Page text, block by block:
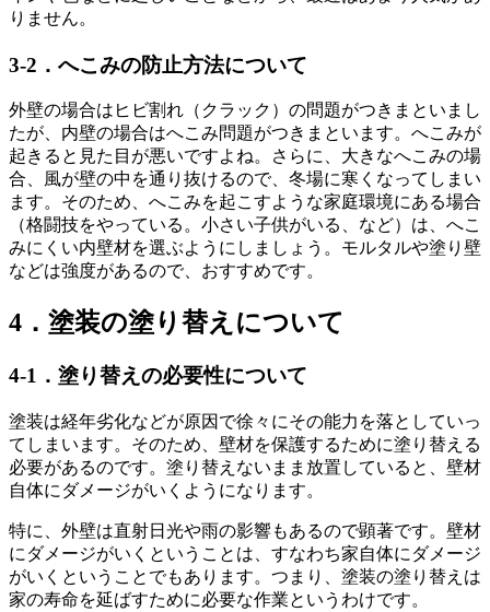
りません。
3-2．へこみの防止方法について
外壁の場合はヒビ割れ（クラック）の問題がつきまといまし
たが、内壁の場合はへこみ問題がつきまといます。へこみが
起きると見た目が悪いですよね。さらに、大きなへこみの場
合、風が壁の中を通り抜けるので、冬場に寒くなってしまい
ます。そのため、へこみを起こすような家庭環境にある場合
（格闘技をやっている。小さい子供がいる、など）は、へこ
みにくい内壁材を選ぶようにしましょう。モルタルや塗り壁
などは強度があるので、おすすめです。
4．塗装の塗り替えについて
4-1．塗り替えの必要性について
塗装は経年劣化などが原因で徐々にその能力を落としていっ
てしまいます。そのため、壁材を保護するために塗り替える
必要があるのです。塗り替えないまま放置していると、壁材
自体にダメージがいくようになります。
特に、外壁は直射日光や雨の影響もあるので顕著です。壁材
にダメージがいくということは、すなわち家自体にダメージ
がいくということでもあります。つまり、塗装の塗り替えは
家の寿命を延ばすために必要な作業というわけです。